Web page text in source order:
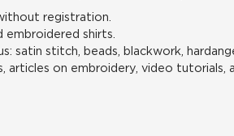
registration.
embroidered shirts.
satin stitch, beads, blackwork,
on embroidery, video tutorials,